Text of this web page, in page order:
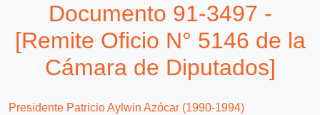
Documento 91-1102 - [Subvención del Museo Colonial de San Francisco]
1023 más...
Documento 91-3497 -
[Remite Oficio N° 5146 de la
Cámara de Diputados]
Presidente Patricio Aylwin Azócar (1990-1994)